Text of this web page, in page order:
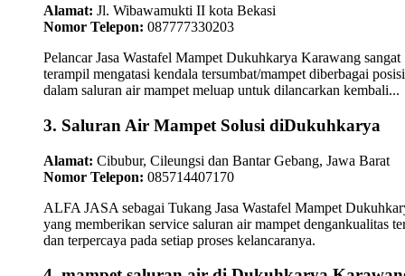
Alamat: Jl. Wibawamukti II kota Bekasi
Nomor Telepon: 087777330203
Pelancar Jasa Wastafel Mampet Dukuhkarya Karawang sangat
terampil mengatasi kendala tersumbat/mampet diberbagai
dalam saluran air mampet meluap untuk dilancarkan kembali...
3. Saluran Air Mampet Solusi diDukuhkarya
Alamat: Cibubur, Cileungsi dan Bantar Gebang, Jawa Barat
Nomor Telepon: 085714407170
ALFA JASA sebagai Tukang Jasa Wastafel Mampet
yang memberikan service saluran air mampet dengankualitas
dan terpercaya pada setiap proses kelancaranya.